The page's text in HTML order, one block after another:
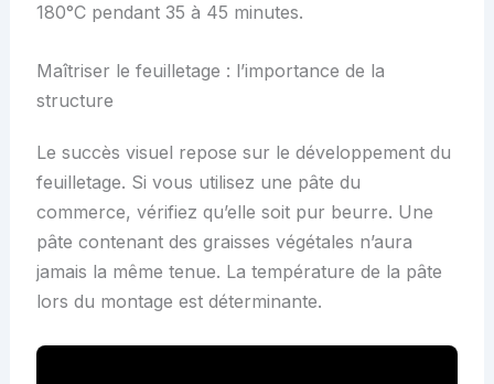
180°C pendant 35 à 45 minutes.
Maîtriser le feuilletage : l’importance de la
structure
Le succès visuel repose sur le développement du
feuilletage. Si vous utilisez une pâte du
commerce, vérifiez qu’elle soit pur beurre. Une
pâte contenant des graisses végétales n’aura
jamais la même tenue. La température de la pâte
lors du montage est déterminante.